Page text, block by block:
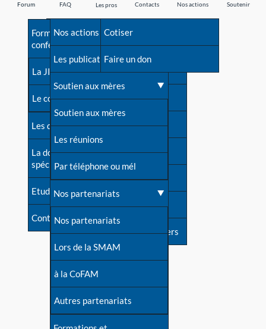
Forum FAQ
Avant la naissance
Les débuts
Une difficulté d'allaitement ?
Cas particuliers
Mythes et vérités
Devenir animatrice ?
Une question sur le site
Les pros
Formations et
conférences
La JIA
Le congrès
Les dossiers de l'allaitement
La documentation
spécialisée
Etudes récentes
Contact
Contacts
Besoin d'aide?
Répertoire de tous les
contacts
Contact presse
Dossier de presse
Soutenir LLL
Livre d'or
Forum
S'inscrire à nos newsletters
Nos actions
Nos actions
Les publications
Soutien aux mères
Soutien aux mères
Les réunions
Par téléphone ou mél
Nos partenariats
Nos partenariats
Lors de la SMAM
à la CoFAM
Autres partenariats
Soutenir
Cotiser
Faire un don